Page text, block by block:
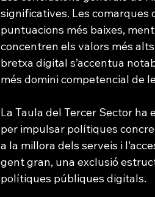
significatives. Les
puntuacions més baixes,
concentren els valors més
bretxa digital s’accentua
més domini competencial de
La Taula del Tercer Sector ha
per impulsar polítiques
a la millora dels serveis i
gent gran, una exclusió
polítiques públiques digitals.